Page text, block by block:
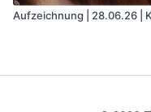
Aufzeichnung | 28.06.26 |